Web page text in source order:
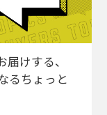
けする、
るちょっと